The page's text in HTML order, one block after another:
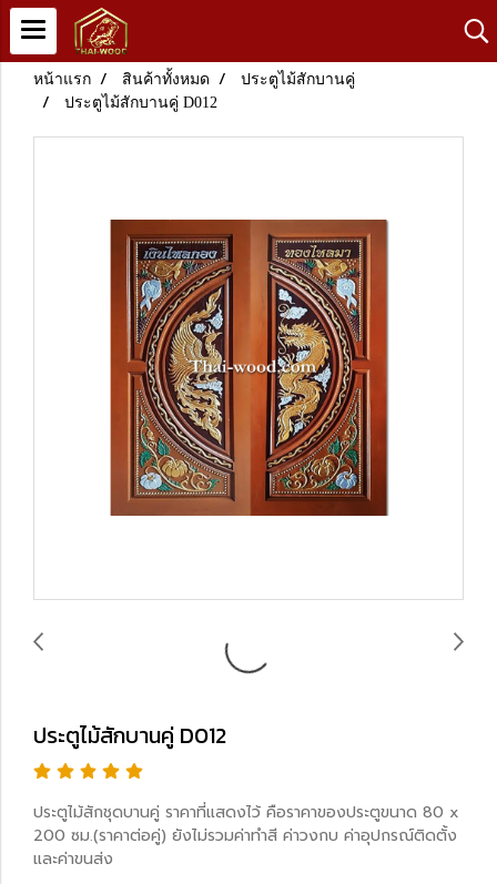
หน้าแรก สินค้าทั้งหมด
ประตูไม้สักบานคู่
ประตูไม้สักบานคู่ D012
ประตูไม้สักบานคู่ D012
ประตูไม้สักชุดบานคู่ ราคาที่แสดงไว้ คือราคาของประตูขนาด 80 x
200 ซม.(ราคาต่อคู่) ยังไม่รวมค่าทำสี ค่าวงกบ ค่าอุปกรณ์ติดตั้ง
และค่าขนส่ง